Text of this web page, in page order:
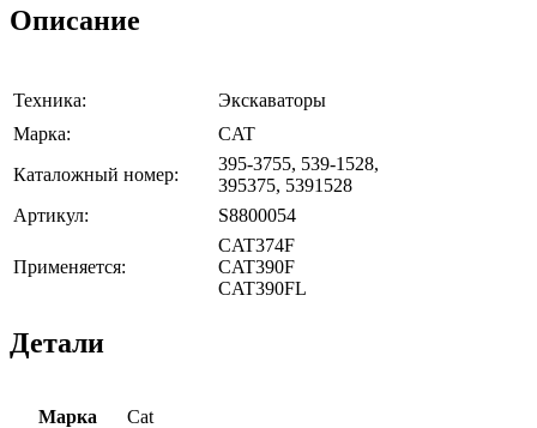
Описание
Техника:
Экскаваторы
Марка:
CAT
Каталожный номер:
395-3755, 539-1528,
395375, 5391528
Артикул:
S8800054
Применяется:
CAT374F
CAT390F
CAT390FL
Детали
Марка Cat